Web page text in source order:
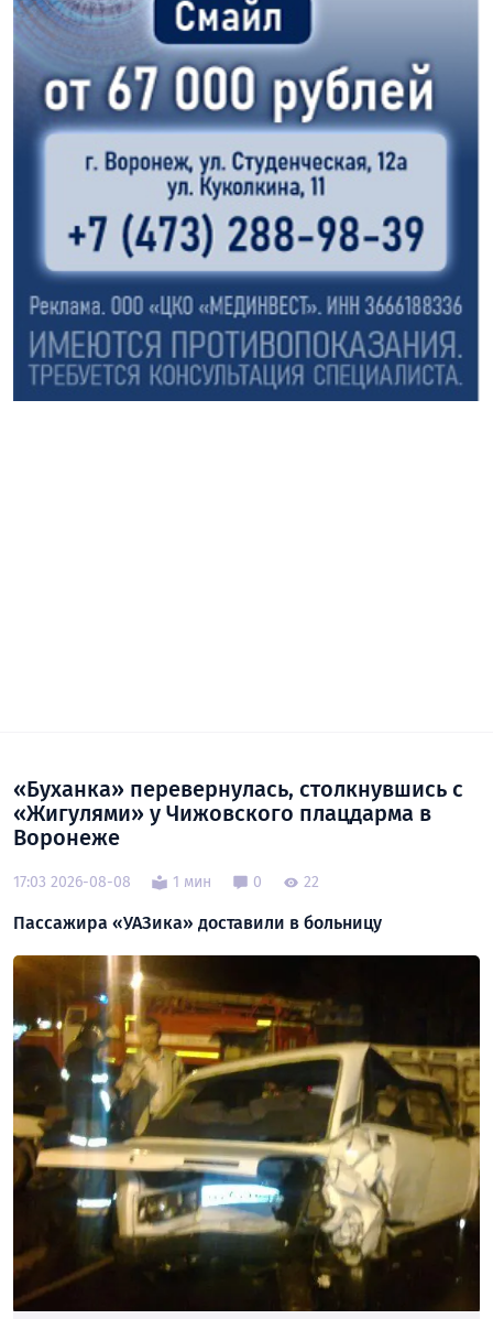
«Буханка» перевернулась, столкнувшись с
«Жигулями» у Чижовского плацдарма в
Воронеже
17:03 2026-08-08 1 мин 0 22
Пассажира «УАЗика» доставили в больницу